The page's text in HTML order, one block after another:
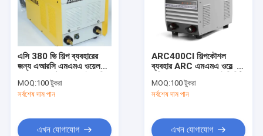
এসি 380 ভি শিল্প ব্যবহারের
জন্য এআরসি এমএমএ ওয়েলডার
হোম ব্যবহারের জন্য
MOQ:100 টুকরা
সর্বশেষ দাম পান
এখন যোগাযোগ
ARC400CI শিল্পকৌশল
ব্যবহার ARC এমএমএ ওয়েল্ডার
Tালাই মেশিন
MOQ:100 টুকরা
সর্বশেষ দাম পান
এখন যোগাযোগ